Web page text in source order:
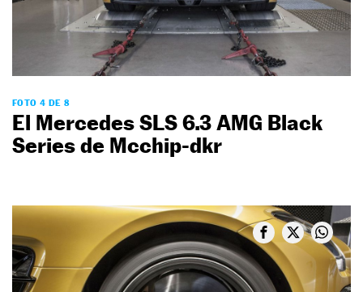
FOTO 4 DE 8
El Mercedes SLS 6.3 AMG Black
Series de Mcchip-dkr